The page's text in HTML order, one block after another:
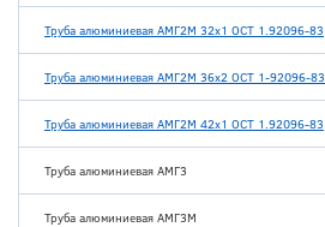
Труба алюминиевая АМГ2М 32х1 ОСТ 1.92096-83
Труба алюминиевая АМГ2М 36х2 ОСТ 1-92096-83
Труба алюминиевая АМГ2М 42х1 ОСТ 1.92096-83
Труба алюминиевая АМГ3
Труба алюминиевая АМГ3М